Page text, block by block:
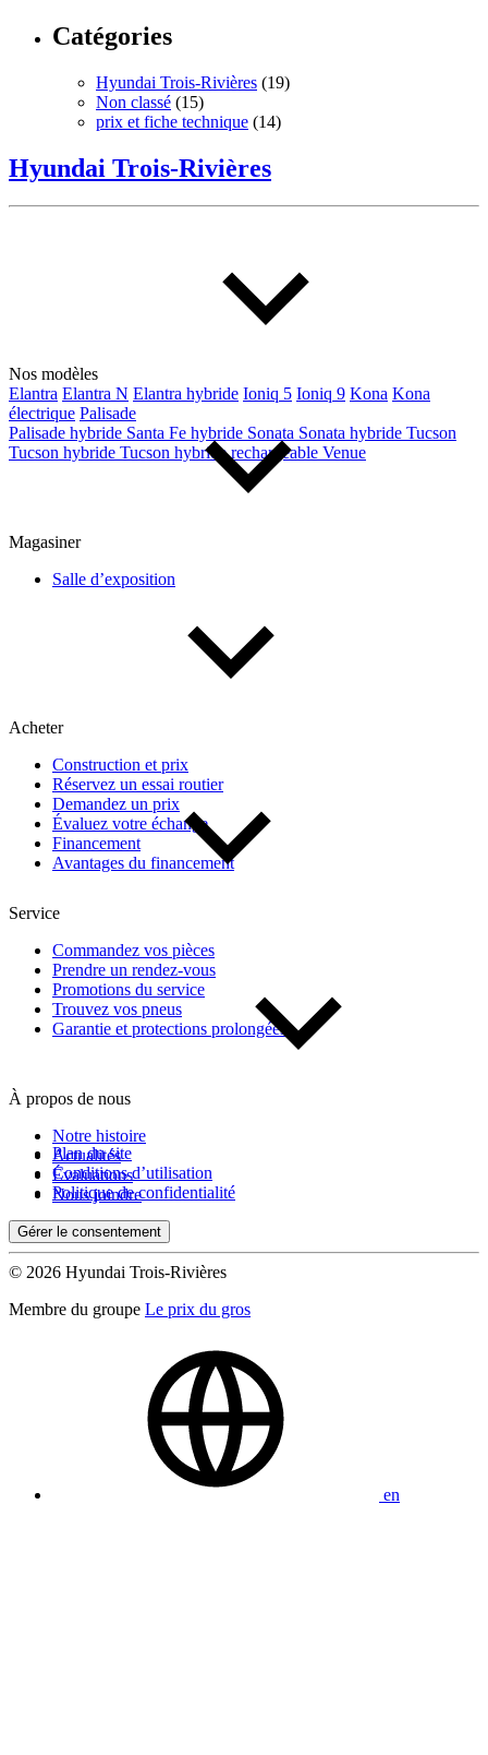
Catégories
Hyundai Trois-Rivières (19)
Non classé (15)
prix et fiche technique (14)
Hyundai Trois-Rivières
Nos modèles
Elantra Elantra N Elantra hybride Ioniq 5 Ioniq 9 Kona Kona
électrique Palisade
Palisade hybride Santa Fe hybride Sonata Sonata hybride Tucson
Tucson hybride Tucson hybride rechargeable Venue
Magasiner
Salle d’exposition
Acheter
Construction et prix
Réservez un essai routier
Demandez un prix
Évaluez votre échange
Financement
Avantages du financement
Service
Commandez vos pièces
Prendre un rendez-vous
Promotions du service
Trouvez vos pneus
Garantie et protections prolongées
À propos de nous
Notre histoire
Actualités
Évaluations
Nous joindre
Plan du site
Conditions d’utilisation
Politique de confidentialité
Gérer le consentement
© 2026 Hyundai Trois-Rivières
Membre du groupe Le prix du gros
en